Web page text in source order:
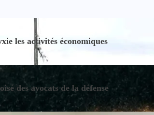
les activités économiques
des avocats de la défense